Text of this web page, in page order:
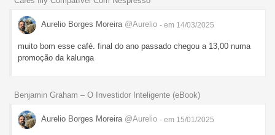
Aurelio Borges Moreira @Aurelio - em 14/03/2025
muito bom esse café. final do ano passado chegou a 13,00 numa
promoção da kalunga
Benjamin Graham – O Investidor Inteligente (eBook)
Aurelio Borges Moreira @Aurelio - em 15/01/2025